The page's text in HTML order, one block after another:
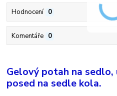
Hodnocení 0
Komentáře 0
Gelový potah na
posed na sedle kola.